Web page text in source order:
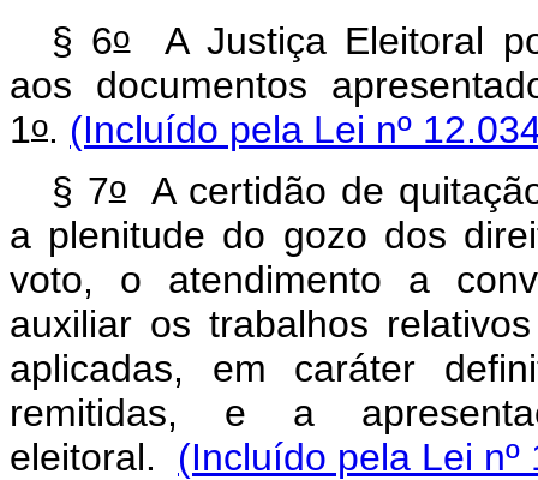
§ 6oA Justiça Eleitoral
aos documentos
1o. (Incluído pela Lei nº
§ 7oA certidão de
a plenitude do gozo dos
voto, o atendimento a
auxiliar os trabalhos
aplicadas, em caráter
remitidas, e a
eleitoral. (Incluído pela Lei